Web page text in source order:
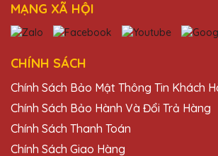
Đỗ Thị Thu
tượng với thiết kế và chất
Quà Tặng Pha Lê QTG!
MẠNG XÃ HỘI
CHÍNH SÁCH
Chính Sách Bảo Mật Thông Tin Khách
Chính Sách Bảo Hành Và Đổi Trả Hàng
Chính Sách Thanh Toán
Chính Sách Giao Hàng